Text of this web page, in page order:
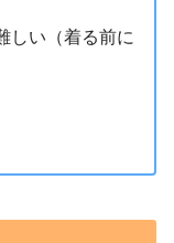
しい（着る前に